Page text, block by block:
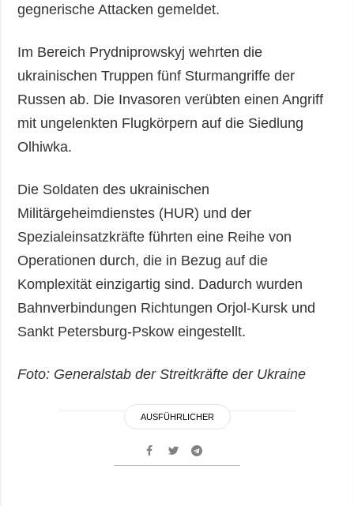
gegnerische Attacken gemeldet.
Im Bereich Prydniprowskyj wehrten die
ukrainischen Truppen fünf Sturmangriffe der
Russen ab. Die Invasoren verübten einen Angriff
mit ungelenkten Flugkörpern auf die Siedlung
Olhiwka.
Die Soldaten des ukrainischen
Militärgeheimdienstes (HUR) und der
Spezialeinsatzkräfte führten eine Reihe von
Operationen durch, die in Bezug auf die
Komplexität einzigartig sind. Dadurch wurden
Bahnverbindungen Richtungen Orjol-Kursk und
Sankt Petersburg-Pskow eingestellt.
Foto: Generalstab der Streitkräfte der Ukraine
AUSFÜHRLICHER